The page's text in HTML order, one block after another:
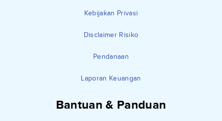
Kebijakan Privasi
Disclaimer Risiko
Pendanaan
Laporan Keuangan
Bantuan & Panduan